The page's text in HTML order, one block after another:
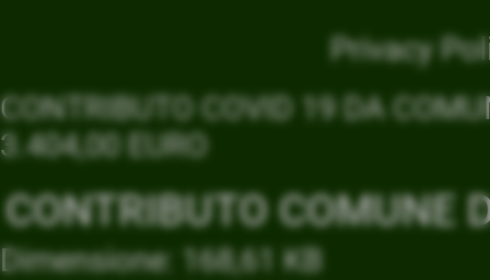
Privacy
CONTRIBUTO COVID 19 DA
3.404,00 EURO
CONTRIBUTO COMUNE
Dimensione: 168,61 KB